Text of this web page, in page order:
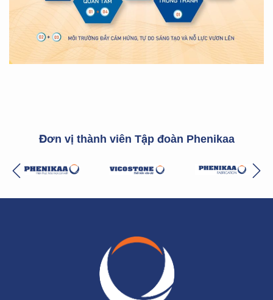
Đơn vị thành viên Tập đoàn Phenikaa